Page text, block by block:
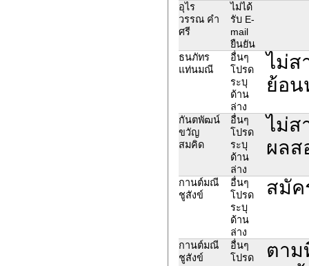
อุไร
วรรณ คำ
ศรี
ไม่ได้
รับ E-
mail
ยืนยัน
ธนภัทร
แท่นมณี
อื่นๆ
โปรด
ระบุ
ด้าน
ล่าง
ไม่ส
ย้อน
กันตพัฒน์
ขวัญ
สมคิด
อื่นๆ
โปรด
ระบุ
ด้าน
ล่าง
ไม่ส
ผลส
กานต์มณี
ชูสังข์
อื่นๆ
โปรด
ระบุ
ด้าน
ล่าง
สมัค
กานต์มณี
ชูสังข์
อื่นๆ
โปรด
ตาม